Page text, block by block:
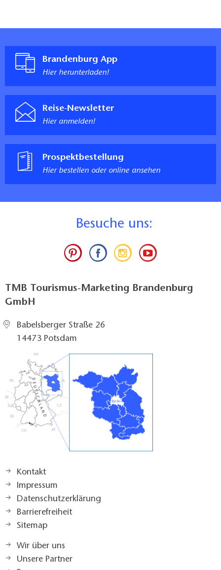
Brandenburg App
Hier herunterladen!
Reise-Newsletter
Hier anmelden!
Prospektbestellung
Hier bestellen oder online ansehen
Besuche uns:
TMB Tourismus-Marketing Brandenburg
GmbH
Babelsberger Straße 26
14473 Potsdam
Kontakt
Impressum
Datenschutzerklärung
Barrierefreiheit
Sitemap
Wir über uns
Unsere Partner